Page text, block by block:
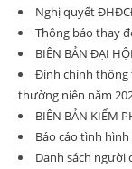
Nghị quyết
Thông báo thay
BIÊN BẢN ĐẠI
Đính chính thông
thường niên năm
BIÊN BẢN KIỂM
Báo cáo tình
Danh sách người